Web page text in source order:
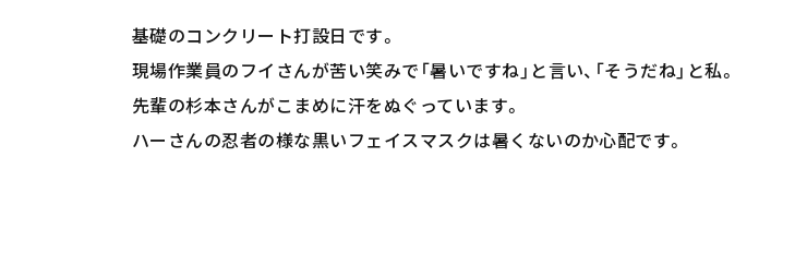
基礎のコンクリート打設日です。
現場作業員のフイさんが苦い笑みで「暑いですね」と言い、「そうだね」と私。
先輩の杉本さんがこまめに汗をぬぐっています。
ハーさんの忍者の様な黒いフェイスマスクは暑くないのか心配です。